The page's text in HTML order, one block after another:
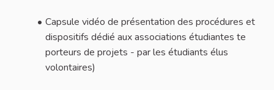
Capsule vidéo de présentation des procédures et
dispositifs dédié aux associations étudiantes te
porteurs de projets - par les étudiants élus
volontaires)